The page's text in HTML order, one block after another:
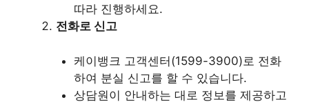
따라 진행하세요.
전화로 신고
케이뱅크 고객센터(1599-3900)로 전화
하여 분실 신고를 할 수 있습니다.
상담원이 안내하는 대로 정보를 제공하고